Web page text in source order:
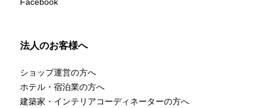
法人のお客様へ
ショップ運営の方へ
ホテル・宿泊業の方へ
建築家・インテリアコーディネーターの方へ